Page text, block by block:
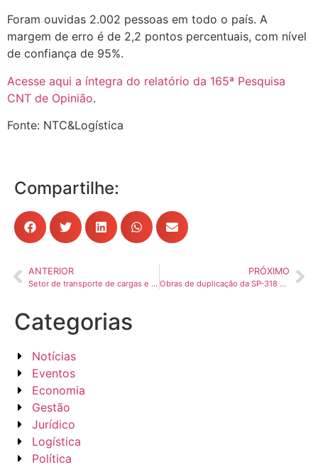
Foram ouvidas 2.002 pessoas em todo o país. A
margem de erro é de 2,2 pontos percentuais, com nível
de confiança de 95%.
Acesse aqui a íntegra do relatório da 165ª Pesquisa
CNT de Opinião.
Fonte: NTC&Logística
Compartilhe:
ANTERIOR
Setor de transporte de cargas e logística já sente impactos das tarifas dos EUA, aponta NTC&Logística
PRÓXIMO
Obras de duplicação da SP-318 chegam a 75% de execução
Categorias
Notícias
Eventos
Economia
Gestão
Jurídico
Logística
Política